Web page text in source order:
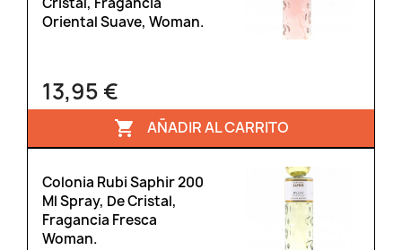
Oriental Suave, Woman.
13,95 €
 AÑADIR AL CARRITO
Colonia Rubi Saphir 200
Ml Spray, De Cristal,
Fragancia Fresca
Woman.